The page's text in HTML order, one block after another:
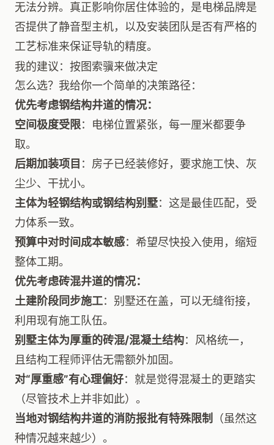
无法分辨。真正影响你居住体验的，是电梯品牌是
否提供了静音型主机，以及安装团队是否有严格的
工艺标准来保证导轨的精度。
我的建议：按图索骥来做决定
怎么选？我给你一个简单的决策路径：
优先考虑钢结构井道的情况：
空间极度受限：电梯位置紧张，每一厘米都要争
取。
后期加装项目 ：房子已经装修好，要求施工快、灰
尘少、干扰小。
主体为轻钢结构或钢结构别墅：这是最佳匹配，受
力体系一致。
预算中对时间成本敏感：希望尽快投入使用，缩短
整体工期。
优先考虑砖混井道的情况：
土建阶段同步施工：别墅还在盖，可以无缝衔接，
利用现有施工队伍。
别墅主体为厚重的砖混/混凝土结构：风格统一，
且结构工程师评估无需额外加固。
对“厚重感”有心理偏好：就是觉得混凝土的更踏实
（尽管技术上并非如此）。
当地对钢结构井道的消防报批有特殊限制
（虽然这
种情况越来越少）。